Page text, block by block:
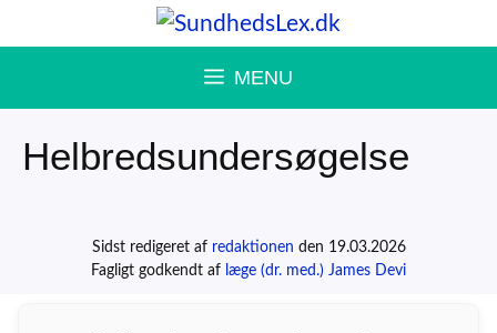
til
MENU
Helbredsundersøgelse
Sidst redigeret af redaktionen den 19.03.2026
Fagligt godkendt af læge (dr. med.) James Devi